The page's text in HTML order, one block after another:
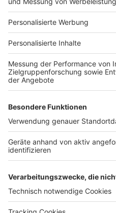
Für Unternehmen
Ihre Baufirma auf bauen.de
Kostenloses Infogespräch